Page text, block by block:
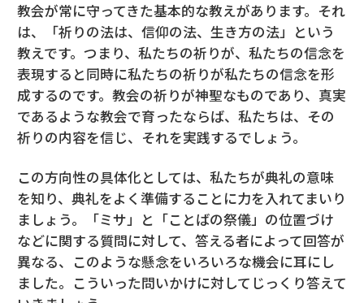
教会が常に守ってきた基本的な教えがあります。それ
は、「祈りの法は、信仰の法、生き方の法」という
教えです。つまり、私たちの祈りが、私たちの信念を
表現すると同時に私たちの祈りが私たちの信念を形
成するのです。教会の祈りが神聖なものであり、真実
であるような教会で育ったならば、私たちは、その
祈りの内容を信じ、それを実践するでしょう。
この方向性の具体化としては、私たちが典礼の意味
を知り、典礼をよく準備することに力を入れてまいり
ましょう。「ミサ」と「ことばの祭儀」の位置づけ
などに関する質問に対して、答える者によって回答が
異なる、このような懸念をいろいろな機会に耳にし
ました。こういった問いかけに対してじっくり答えて